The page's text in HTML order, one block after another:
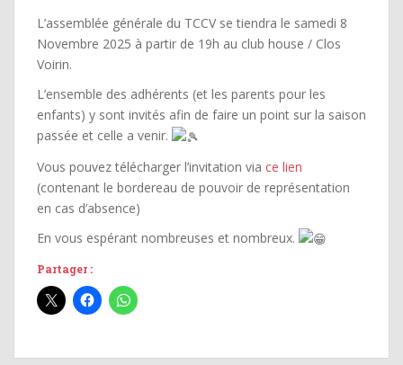
L’assemblée générale du TCCV se tiendra le samedi 8
Novembre 2025 à partir de 19h au club house / Clos
Voirin.
L’ensemble des adhérents (et les parents pour les
enfants) y sont invités afin de faire un point sur la saison
passée et celle a venir.
Vous pouvez télécharger l’invitation via ce lien
(contenant le bordereau de pouvoir de représentation
en cas d’absence)
En vous espérant nombreuses et nombreux.
Partager :